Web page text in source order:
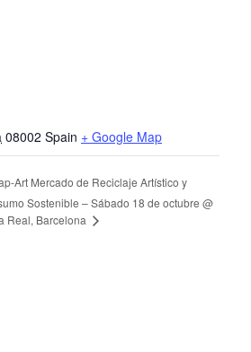
08002 Spain + Google Map
Art Mercado de Reciclaje Artístico y
Sostenible – Sábado 18 de octubre @
Real, Barcelona